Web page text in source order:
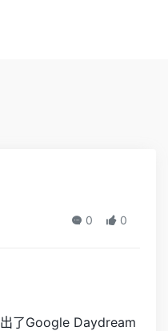
0 0
了Google Daydream